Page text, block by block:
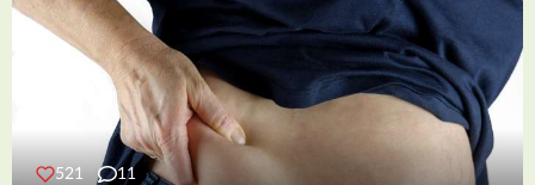
521 11